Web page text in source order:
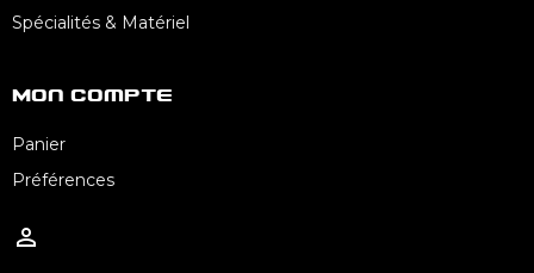
Spécialités & Matériel
Mon Compte
Panier
Préférences
